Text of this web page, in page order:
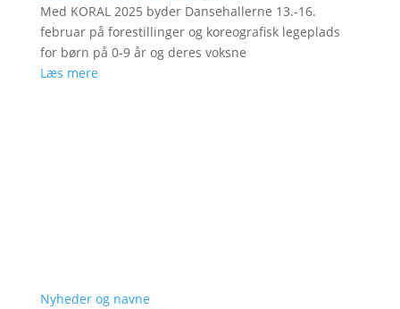
Med KORAL 2025 byder Dansehallerne 13.-16.
februar på forestillinger og koreografisk legeplads
for børn på 0-9 år og deres voksne
Læs mere
Nyheder og navne